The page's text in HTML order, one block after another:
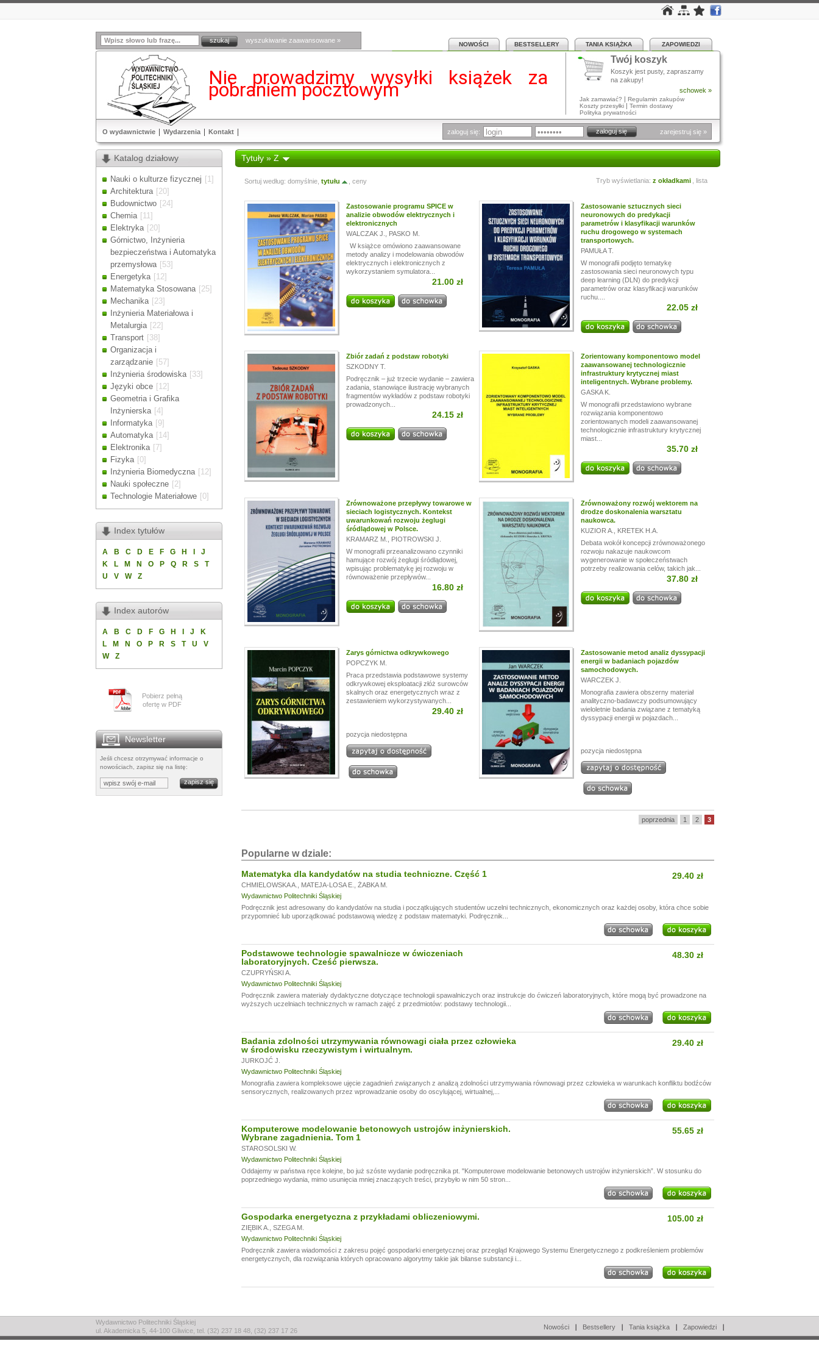
wyszukiwanie zaawansowane »
NOWOŚCI BESTSELLERY TANIA KSIĄŻKA ZAPOWIEDZI
Nie prowadzimy wysyłki książek za
pobraniem pocztowym
Drodzy Klienci!
Ze względu na przerwę wakacyjną, w dniach od13.07. do24.07,
zamówienia mogą być realizowane z opóźnieniem.
Dziękujemy za wyrozumiałość.
Twój koszyk
Koszyk jest pusty, zapraszamy
na zakupy!
schowek »
Jak zamawiać? | Regulamin zakupów
Koszty przesyłki | Termin dostawy
Polityka prywatności
O wydawnictwie Wydarzenia Kontakt zaloguj się: zarejestruj się »
Katalog działowy
Nauki o kulturze fizycznej [1]
Architektura [20]
Budownictwo [24]
Chemia [11]
Elektryka [20]
Górnictwo, Inżynieria
bezpieczeństwa i Automatyka
przemysłowa [53]
Energetyka [12]
Matematyka Stosowana [25]
Mechanika [23]
Inżynieria Materiałowa i
Metalurgia [22]
Transport [38]
Organizacja i
zarządzanie [57]
Inżynieria środowiska [33]
Języki obce [12]
Geometria i Grafika
Inżynierska [4]
Informatyka [9]
Automatyka [14]
Elektronika [7]
Fizyka [0]
Inżynieria Biomedyczna [12]
Nauki społeczne [2]
Technologie Materiałowe [0]
Index tytułów
A B C D E F G H
J
K
L M N O P Q R S
T
U
V W Z
Index autorów
A B C D F G H J
K
L
M N O P R S T U
V
W
Z
Pobierz pełną
ofertę w PDF
Newsletter
Jeśli chcesz otrzymywać informacje o
nowościach, zapisz się na listę:
Tytuły » Z
Sortuj według: domyślnie, tytułu ceny Tryb wyświetlania: z okładkami lista
Zastosowanie programu SPICE w
analizie obwodów elektrycznych i
elektronicznych
WALCZAK J.
PASKO M.
W książce omówiono zaawansowane
metody analizy i modelowania obwodów
elektrycznych i elektronicznych z
wykorzystaniem symulatora...
21.00 zł
Zastosowanie sztucznych sieci
neuronowych do predykacji
parametrów i klasyfikacji warunków
ruchu drogowego w systemach
transportowych.
PAMUŁA T.
W monografii podjęto tematykę
zastosowania sieci neuronowych typu
deep learning (DLN) do predykcji
parametrów oraz klasyfikacji warunków
ruchu....
22.05 zł
Zbiór zadań z podstaw robotyki
SZKODNY T.
Podręcznik – już trzecie wydanie – zawiera
zadania, stanowiące ilustrację wybranych
fragmentów wykładów z podstaw robotyki
prowadzonych...
24.15 zł
Zorientowany komponentowo model
zaawansowanej technologicznie
infrastruktury krytycznej miast
inteligentnych. Wybrane problemy.
GASKA K.
W monografii przedstawiono wybrane
rozwiązania komponentowo
zorientowanych modeli zaawansowanej
technologicznie infrastruktury krytycznej
miast...
35.70 zł
Zrównoważone przepływy towarowe w
sieciach logistycznych. Kontekst
uwarunkowań rozwoju żeglugi
śródlądowej w Polsce.
KRAMARZ M.
PIOTROWSKI J.
W monografii przeanalizowano czynniki
hamujące rozwój żeglugi śródlądowej,
wpisując problematykę jej rozwoju w
równoważenie przepływów...
16.80 zł
Zrównoważony rozwój wektorem na
drodze doskonalenia warsztatu
naukowca.
KUZIOR A.
KRETEK H.A.
Debata wokół koncepcji zrównoważonego
rozwoju nakazuje naukowcom
wygenerowanie w społeczeństwach
potrzeby realizowania celów, takich jak...
37.80 zł
Zarys górnictwa odkrywkowego
POPCZYK M.
Praca przedstawia podstawowe systemy
odkrywkowej eksploatacji złóż surowców
skalnych oraz energetycznych wraz z
zestawieniem wykorzystywanych...
29.40 zł
pozycja niedostępna
Zastosowanie metod analiz dyssypacji
energii w badaniach pojazdów
samochodowych.
WARCZEK J.
Monografia zawiera obszerny materiał
analityczno-badawczy podsumowujący
wieloletnie badania związane z tematyką
dyssypacji energii w pojazdach...
pozycja niedostępna
poprzednia 1 2 3
Popularne w dziale:
Matematyka dla kandydatów na studia techniczne. Część 1
CHMIELOWSKA A. MATEJA-LOSA E.
ŻABKA M.
Wydawnictwo Politechniki Śląskiej
29.40 zł
Podręcznik jest adresowany do kandydatów na studia i początkujących studentów uczelni technicznych, ekonomicznych oraz każdej osoby, która chce sobie
przypomnieć lub uporządkować podstawową wiedzę z podstaw matematyki. Podręcznik...
Podstawowe technologie spawalnicze w ćwiczeniach
laboratoryjnych. Cześć pierwsza.
CZUPRYŃSKI A.
Wydawnictwo Politechniki Śląskiej
48.30 zł
Podręcznik zawiera materiały dydaktyczne dotyczące technologii spawalniczych oraz instrukcje do ćwiczeń laboratoryjnych, które mogą być prowadzone na
wyższych uczelniach technicznych w ramach zajęć z przedmiotów: podstawy technologii...
Badania zdolności utrzymywania równowagi ciała przez człowieka
w środowisku rzeczywistym i wirtualnym.
JURKOJĆ J.
Wydawnictwo Politechniki Śląskiej
29.40 zł
Monografia zawiera kompleksowe ujęcie zagadnień związanych z analizą zdolności utrzymywania równowagi przez człowieka w warunkach konfliktu bodźców
sensorycznych, realizowanych przez wprowadzanie osoby do oscylującej, wirtualnej,...
Komputerowe modelowanie betonowych ustrojów inżynierskich.
Wybrane zagadnienia. Tom 1
STAROSOLSKI W.
Wydawnictwo Politechniki Śląskiej
55.65 zł
Oddajemy w państwa ręce kolejne, bo już szóste wydanie podręcznika pt. "Komputerowe modelowanie betonowych ustrojów inżynierskich”. W stosunku do
poprzedniego wydania, mimo usunięcia mniej znaczących treści, przybyło w nim 50 stron...
Gospodarka energetyczna z przykładami obliczeniowymi.
ZIĘBIK A.
SZEGA M.
Wydawnictwo Politechniki Śląskiej
105.00 zł
Podręcznik zawiera wiadomości z zakresu pojęć gospodarki energetycznej oraz przegląd Krajowego Systemu Energetycznego z podkreśleniem problemów
energetycznych, dla rozwiązania których opracowano algorytmy takie jak bilanse substancji i...
Wydawnictwo Politechniki Śląskiej
ul. Akademicka 5, 44-100 Gliwice, tel. (32) 237 18 48, (32) 237 17 26
Nowości Bestsellery Tania książka Zapowiedzi